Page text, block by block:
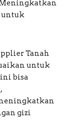
Meningkatkan
untuk
Tanah
untuk
bisa
gizi